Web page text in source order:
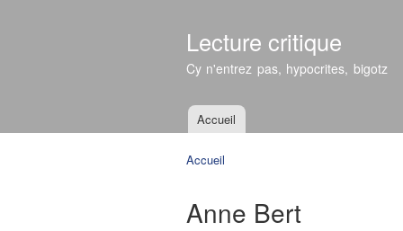
Lecture critique
Cy n'entrez pas, hypocrites, bigotz
Menu principal
Accueil
Accueil
Anne Bert